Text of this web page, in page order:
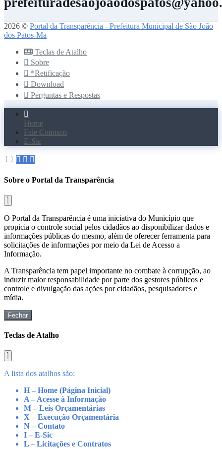
2026 © Portal da Transparência - Prefeitura Municipal de São João
dos Patos-Ma
Teclas de Atalho
Sobre
*Retificação
Download
Perguntas e Respostas
Home
Fale Conosco
E-Sic
Sobre o Portal da Transparência
O Portal da Transparência é uma iniciativa do Município que
propicia o controle social pelos cidadãos ao disponibilizar dados e
informações públicas do mesmo, além de oferecer ferramenta para
solicitações de informações por meio da Lei de Acesso a
Informação.
A Transparência tem papel importante no combate à corrupção, ao
induzir maior responsabilidade por parte dos gestores públicos e
controle e divulgação das ações por cidadãos, pesquisadores e
mídia.
Fechar
Teclas de Atalho
A lista dos atalhos são:
H – Home (Página Inicial)
A – Acesse à Informação
M – Leis Orçamentárias
X – Execução Orçamentária
N – Contato
I – E-Sic
L – Licitações e Contratos